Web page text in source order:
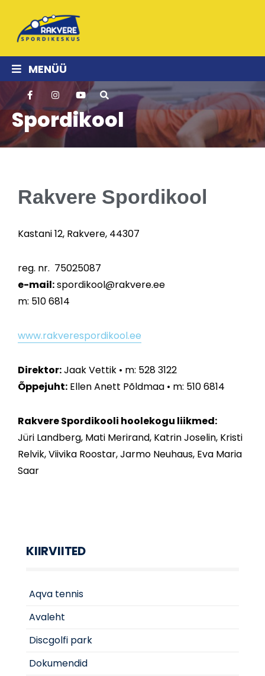
MENÜÜ
Spordikool
Rakvere Spordikool
Kastani 12, Rakvere, 44307
reg. nr. 75025087
e-mail:spordikool@rakvere.ee
m: 510 6814
www.rakverespordikool.ee
Direktor:Jaak Vettik • m: 528 3122
Õppejuht: Ellen Anett Põldmaa • m: 510 6814
Rakvere Spordikooli hoolekogu liikmed:
Jüri Landberg, Mati Merirand, Katrin Joselin, Kristi
Relvik, Viivika Roostar, Jarmo Neuhaus, Eva Maria
Saar
KIIRVIITED
Aqva tennis
Avaleht
Discgolfi park
Dokumendid